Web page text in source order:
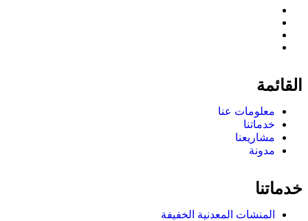
القائمة
معلومات عنا
خدماتنا
مشاريعنا
مدونة
خدماتنا
المنشات المعدنية الخفيفة